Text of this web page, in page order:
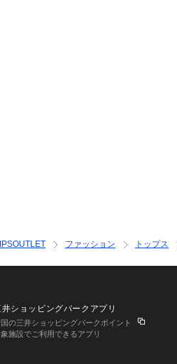
ファッション トップス
井ショッピングパークアプリ
の三井ショッピングパークポイント
施設でご利用できるアプリ